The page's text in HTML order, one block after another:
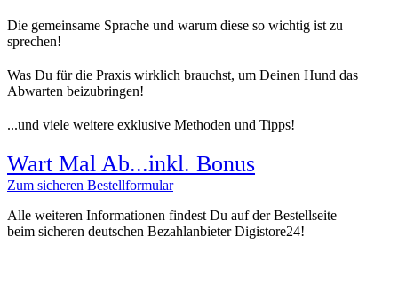
Die gemeinsame Sprache und warum diese so wichtig ist zu
sprechen!
Was Du für die Praxis wirklich brauchst, um Deinen Hund das
Abwarten beizubringen!
...und viele weitere exklusive Methoden und Tipps!
Wart Mal Ab...inkl. Bonus
Zum sicheren Bestellformular
Alle weiteren Informationen findest Du auf der Bestellseite
beim sicheren deutschen Bezahlanbieter Digistore24!